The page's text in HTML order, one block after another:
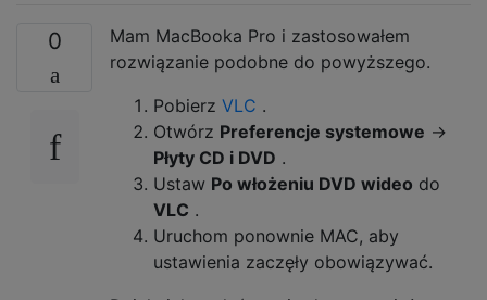
0
Mam MacBooka Pro i zastosowałem
rozwiązanie podobne do powyższego.
Pobierz VLC .
Otwórz Preferencje systemowe →
Płyty CD i DVD .
Ustaw Po włożeniu DVD wideo do
VLC .
Uruchom ponownie MAC, aby
ustawienia zaczęły obowiązywać.